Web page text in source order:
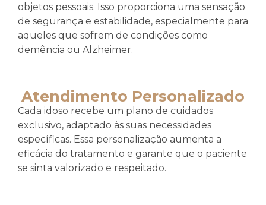
objetos pessoais. Isso proporciona uma sensação
de segurança e estabilidade, especialmente para
aqueles que sofrem de condições como
demência ou Alzheimer.
Atendimento Personalizado
Cada idoso recebe um plano de cuidados
exclusivo, adaptado às suas necessidades
específicas. Essa personalização aumenta a
eficácia do tratamento e garante que o paciente
se sinta valorizado e respeitado.